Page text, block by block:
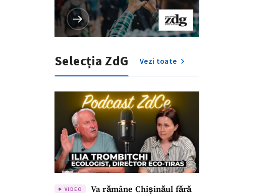
Selecția ZdG Vezi toate
VIDEO
Va rămâne Chișinăul fără